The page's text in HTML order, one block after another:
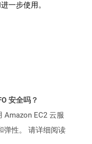
一步使用。
安全吗？
Amazon EC2 云服
弹性。 请详细阅读